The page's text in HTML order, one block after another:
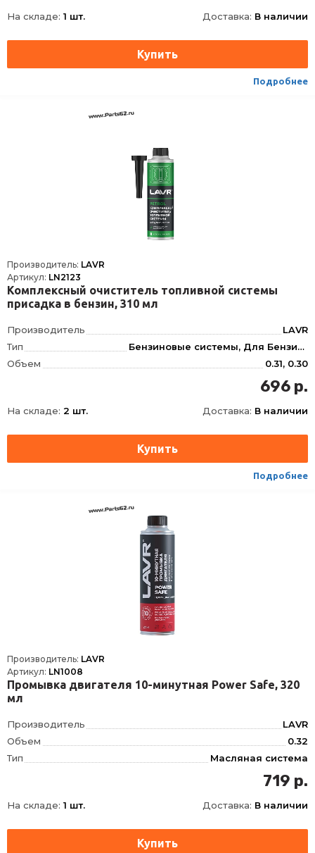
Ширина
62
Условия хранения
±30
3811900000
На складе: 1 шт. Доставка: В наличии
Подробнее
Производитель: LAVR
Артикул: LN2123
Комплексный очиститель топливной системы
присадка в бензин, 310 мл
Производитель
LAVR
Тип
Бензиновые системы, Для Бензина, Для Очистки топливной системы, Топливной системы, Инжектор
Объем
0.31, 0.30
310 мл
62
Ширина
62
Условия хранения
±30
3811900000
696 р.
На складе: 2 шт. Доставка: В наличии
Подробнее
Производитель: LAVR
Артикул: LN1008
Промывка двигателя 10-минутная Power Safe, 320
мл
Производитель
LAVR
Объем
0.32
Тип
Масляная система
320 мл
52.5
Ширина
90
719 р.
На складе: 1 шт. Доставка: В наличии